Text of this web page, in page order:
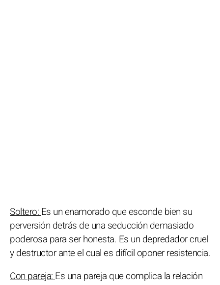
Soltero: Es un enamorado que esconde bien su
perversión detrás de una seducción demasiado
poderosa para ser honesta. Es un depredador cruel
y destructor ante el cual es difícil oponer resistencia.
Con pareja: Es una pareja que complica la relación